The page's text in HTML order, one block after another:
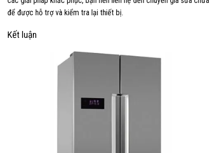
để được hỗ trợ và kiểm tra lại thiết bị.
Kết luận